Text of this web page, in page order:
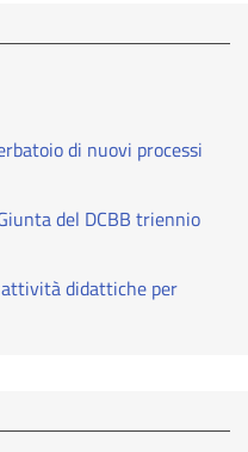
di nuovi processi
del DCBB triennio
didattiche per